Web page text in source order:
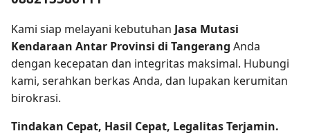
Kami siap melayani kebutuhan Jasa Mutasi
Kendaraan Antar Provinsi di Tangerang Anda
dengan kecepatan dan integritas maksimal. Hubungi
kami, serahkan berkas Anda, dan lupakan kerumitan
birokrasi.
Tindakan Cepat, Hasil Cepat, Legalitas Terjamin.